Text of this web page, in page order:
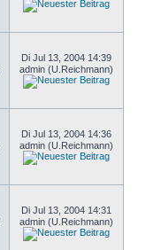
Di Jul 13, 2004 14:39
admin (U.Reichmann)
Di Jul 13, 2004 14:36
admin (U.Reichmann)
Di Jul 13, 2004 14:31
admin (U.Reichmann)